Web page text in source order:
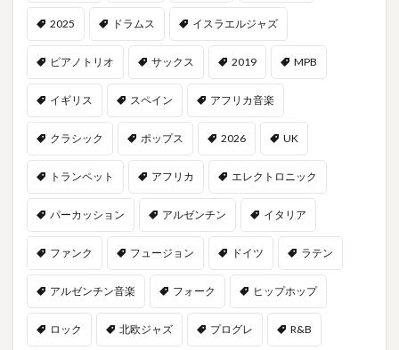
2025 ドラムス イスラエルジャズ
ピアノトリオ サックス 2019 MPB
イギリス スペイン アフリカ音楽
クラシック ポップス 2026 UK
トランペット アフリカ エレクトロニック
パーカッション アルゼンチン イタリア
ファンク フュージョン ドイツ ラテン
アルゼンチン音楽 フォーク ヒップホップ
ロック 北欧ジャズ プログレ R&B